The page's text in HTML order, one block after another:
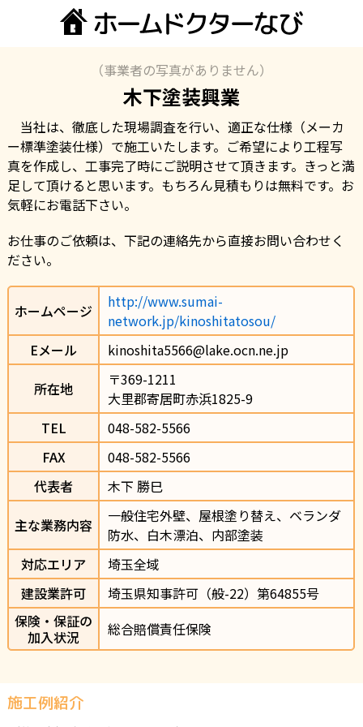
（事業者の写真がありません）
木下塗装興業
当社は、徹底した現場調査を行い、適正な仕様（メーカ
ー標準塗装仕様）で施工いたします。ご希望により工程写
真を作成し、工事完了時にご説明させて頂きます。きっと満
足して頂けると思います。もちろん見積もりは無料です。お
気軽にお電話下さい。
お仕事のご依頼は、下記の連絡先から直接お問い合わせく
ださい。
ホームページ
http://www.sumai-
network.jp/kinoshitatosou/
Eメール
kinoshita5566@lake.ocn.ne.jp
所在地
〒369-1211
大里郡寄居町赤浜1825-9
TEL
048-582-5566
FAX
048-582-5566
代表者
木下 勝巳
主な業務内容
一般住宅外壁、屋根塗り替え、ベランダ
防水、白木漂泊、内部塗装
対応エリア
埼玉全域
建設業許可
埼玉県知事許可（般-22）第64855号
保険・保証の
加入状況
総合賠償責任保険
施工例紹介